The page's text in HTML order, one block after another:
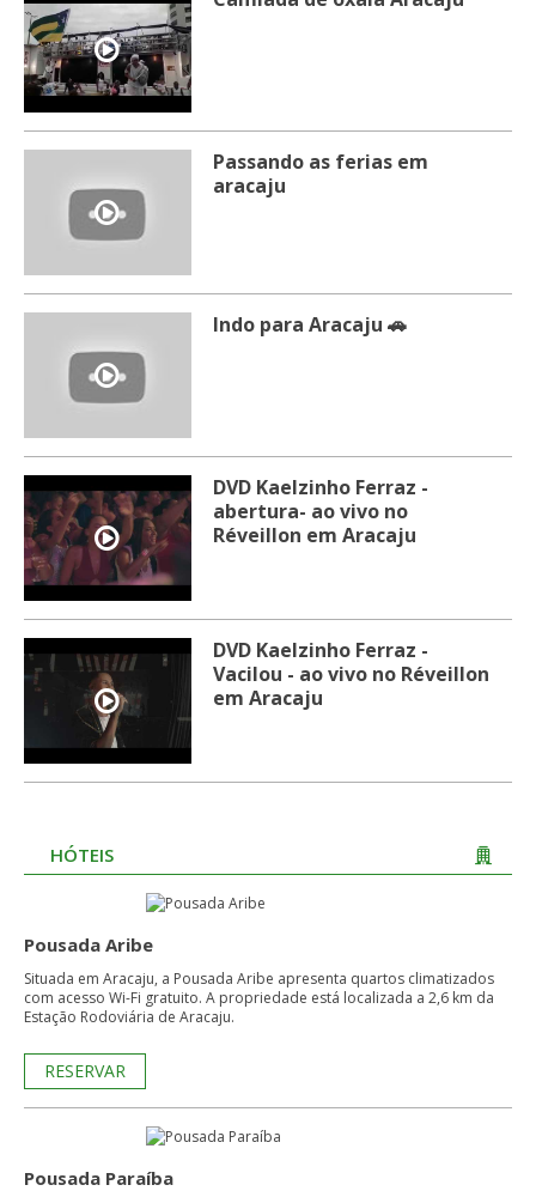
Passando as ferias em
aracaju
Indo para Aracaju 🚗
DVD Kaelzinho Ferraz -
abertura- ao vivo no
Réveillon em Aracaju
DVD Kaelzinho Ferraz -
Vacilou - ao vivo no Réveillon
em Aracaju
HÓTEIS
Pousada Aribe
Situada em Aracaju, a Pousada Aribe apresenta quartos climatizados
com acesso Wi-Fi gratuito. A propriedade está localizada a 2,6 km da
Estação Rodoviária de Aracaju.
RESERVAR
Pousada Paraíba